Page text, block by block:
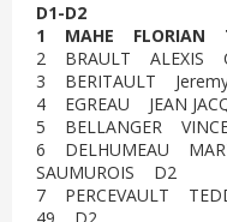
D1-D2
1 MAHE FLORIAN
2 BRAULT ALEXIS
3 BERITAULT
4 EGREAU JEAN
5 BELLANGER
6 DELHUMEAU
SAUMUROIS D2
7 PERCEVAULT